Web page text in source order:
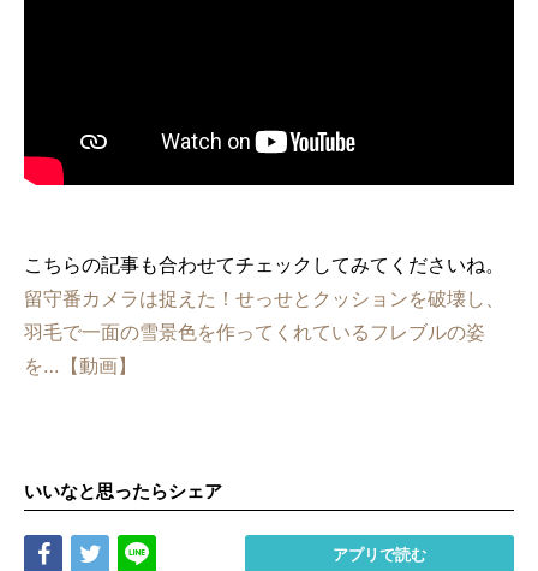
こちらの記事も合わせてチェックしてみてくださいね。
留守番カメラは捉えた！せっせとクッションを破壊し、
羽毛で一面の雪景色を作ってくれているフレブルの姿
を…【動画】
いいなと思ったらシェア
Share Tweet アプリで読む